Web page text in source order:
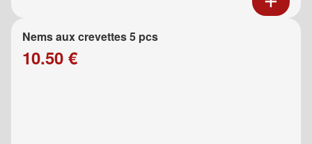
Nems aux crevettes 5 pcs
10.50 €